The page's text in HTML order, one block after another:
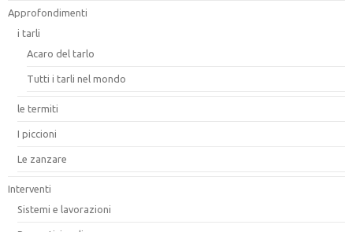
Approfondimenti
i tarli
Acaro del tarlo
Tutti i tarli nel mondo
le termiti
I piccioni
Le zanzare
Interventi
Sistemi e lavorazioni